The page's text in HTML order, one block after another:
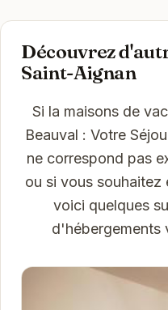
Découvrez
Saint-Aignan
Si la maisons de
Beauval : Votre
ne correspond pas
ou si vous
voici quelques
d'hébergements